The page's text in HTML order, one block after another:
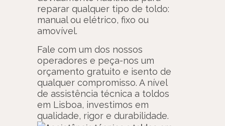
reparar qualquer tipo de toldo:
manual ou elétrico, fixo ou
amovível.
Fale com um dos nossos
operadores e peça-nos um
orçamento gratuito e isento de
qualquer compromisso. A nível
de assistência técnica a toldos
em Lisboa, investimos em
qualidade, rigor e durabilidade.